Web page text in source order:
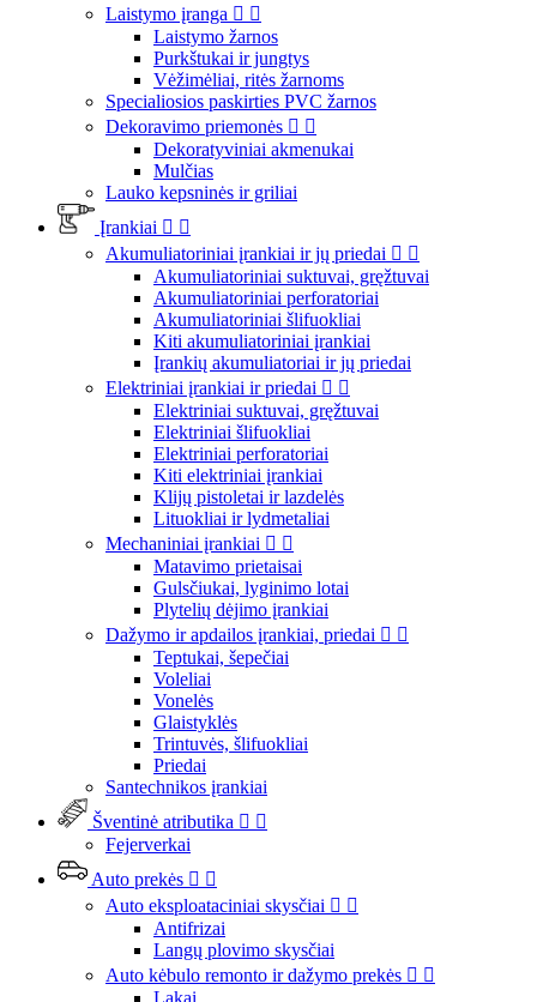
Laistymo įranga  
Laistymo žarnos
Purkštukai ir jungtys
Vėžimėliai, ritės žarnoms
Specialiosios paskirties PVC žarnos
Dekoravimo priemonės  
Dekoratyviniai akmenukai
Mulčias
Lauko kepsninės ir griliai
Įrankiai  
Akumuliatoriniai įrankiai ir jų priedai  
Akumuliatoriniai suktuvai, gręžtuvai
Akumuliatoriniai perforatoriai
Akumuliatoriniai šlifuokliai
Kiti akumuliatoriniai įrankiai
Įrankių akumuliatoriai ir jų priedai
Elektriniai įrankiai ir priedai  
Elektriniai suktuvai, gręžtuvai
Elektriniai šlifuokliai
Elektriniai perforatoriai
Kiti elektriniai įrankiai
Klijų pistoletai ir lazdelės
Lituokliai ir lydmetaliai
Mechaniniai įrankiai  
Matavimo prietaisai
Gulsčiukai, lyginimo lotai
Plytelių dėjimo įrankiai
Dažymo ir apdailos įrankiai, priedai  
Teptukai, šepečiai
Voleliai
Vonelės
Glaistyklės
Trintuvės, šlifuokliai
Priedai
Santechnikos įrankiai
Šventinė atributika  
Fejerverkai
Auto prekės  
Auto eksploataciniai skysčiai  
Antifrizai
Langų plovimo skysčiai
Auto kėbulo remonto ir dažymo prekės  
Lakai